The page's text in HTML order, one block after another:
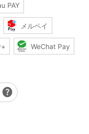
PAY
メルペイ
WeChat Pay
help